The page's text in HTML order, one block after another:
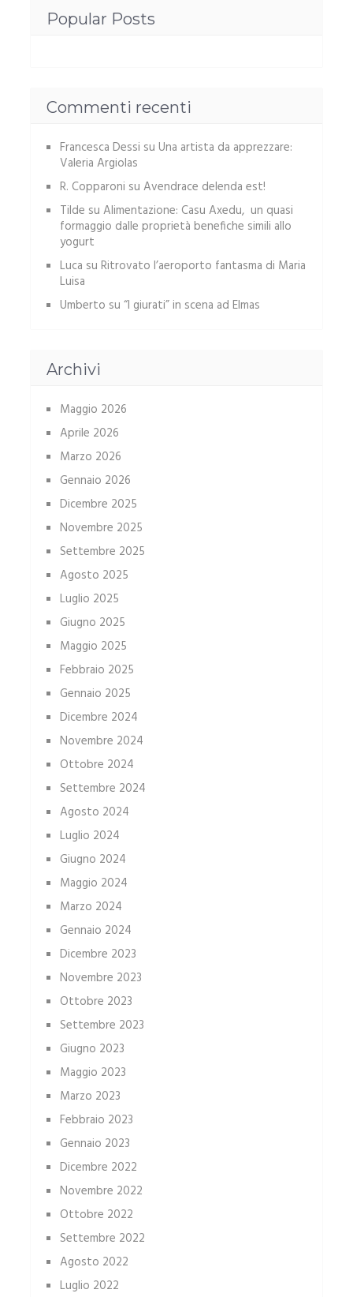
Popular Posts
Commenti recenti
Francesca Dessi su Una artista da apprezzare:
Valeria Argiolas
R. Copparoni su Avendrace delenda est!
Tilde su Alimentazione: Casu Axedu, un quasi
formaggio dalle proprietà benefiche simili allo
yogurt
Luca su Ritrovato l’aeroporto fantasma di Maria
Luisa
Umberto su “I giurati” in scena ad Elmas
Archivi
Maggio 2026
Aprile 2026
Marzo 2026
Gennaio 2026
Dicembre 2025
Novembre 2025
Settembre 2025
Agosto 2025
Luglio 2025
Giugno 2025
Maggio 2025
Febbraio 2025
Gennaio 2025
Dicembre 2024
Novembre 2024
Ottobre 2024
Settembre 2024
Agosto 2024
Luglio 2024
Giugno 2024
Maggio 2024
Marzo 2024
Gennaio 2024
Dicembre 2023
Novembre 2023
Ottobre 2023
Settembre 2023
Giugno 2023
Maggio 2023
Marzo 2023
Febbraio 2023
Gennaio 2023
Dicembre 2022
Novembre 2022
Ottobre 2022
Settembre 2022
Agosto 2022
Luglio 2022